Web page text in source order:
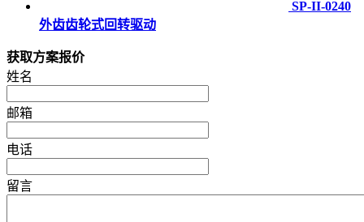
SP-II-0240
外齿齿轮式回转驱动
获取方案报价
姓名
邮箱
电话
留言